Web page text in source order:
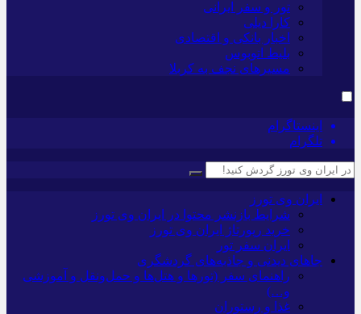
تور و سفر ایرانی
کارا دیلی
اخبار بانکی و اقتصادی
بلیط اتوبوس
مسیرهای نجف به کربلا
اینستاگرام
تلگرام
ایران وی تورز
شرایط بازنشر محتوا در ایران وی تورز
خرید رپورتاژ ایران وی تورز
ایران سفر تور
جاهای دیدنی و جاذبه‌های گردشگری
راهنمای سفر (تورها و هتل‌ها و حمل‌و‌نقل و آموزشی
و…)
غذا و رستوران